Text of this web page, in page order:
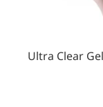
Ultra Clear